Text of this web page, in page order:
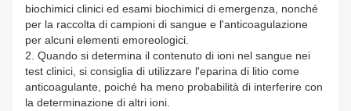
biochimici clinici ed esami biochimici di emergenza, nonché
per la raccolta di campioni di sangue e l'anticoagulazione
per alcuni elementi emoreologici.
2. Quando si determina il contenuto di ioni nel sangue nei
test clinici, si consiglia di utilizzare l'eparina di litio come
anticoagulante, poiché ha meno probabilità di interferire con
la determinazione di altri ioni.